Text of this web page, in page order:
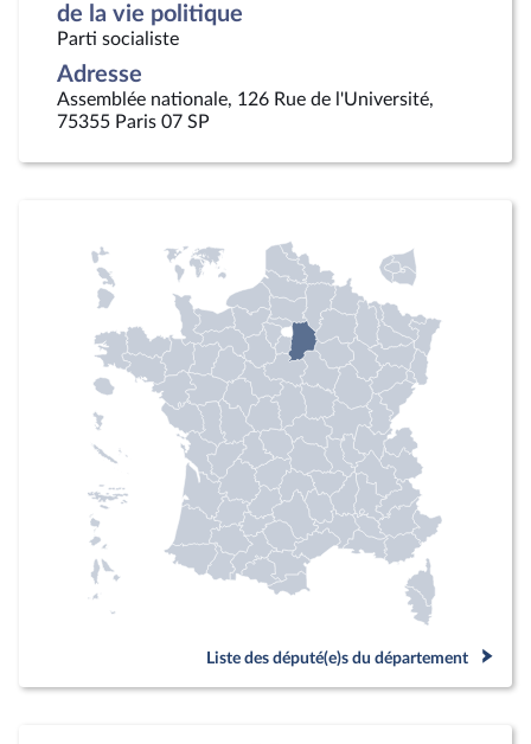
de la vie politique
Parti socialiste
Adresse
Assemblée nationale, 126 Rue de l'Université,
75355 Paris 07 SP
Liste des député(e)s du département